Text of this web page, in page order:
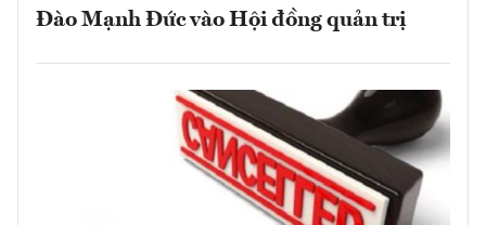
Đào Mạnh Đức vào Hội đồng quản trị